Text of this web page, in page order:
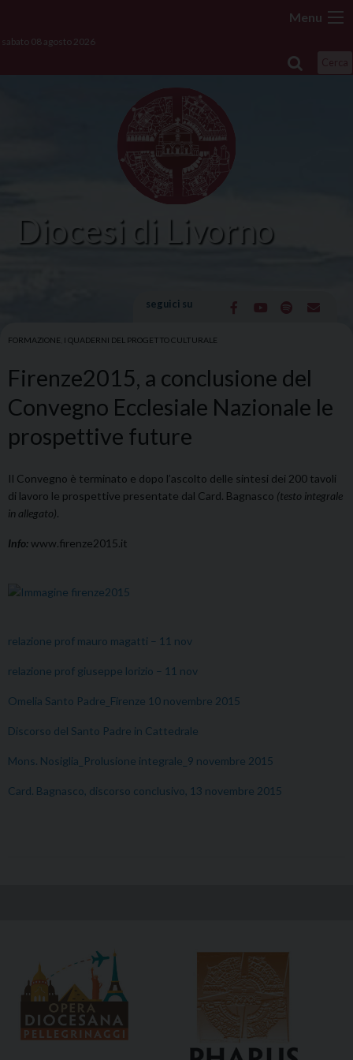
content
Menu
sabato 08 agosto 2026
Diocesi di Livorno
seguici su
FORMAZIONE I QUADERNI DEL PROGETTO CULTURALE
Firenze2015, a conclusione del
Convegno Ecclesiale Nazionale le
prospettive future
Il Convegno è terminato e dopo l’ascolto delle sintesi dei 200 tavoli
di lavoro le prospettive presentate dal Card. Bagnasco (testo integrale
in allegato).
Info:www.firenze2015.it
relazione prof mauro magatti – 11 nov
relazione prof giuseppe lorizio – 11 nov
Omelia Santo Padre_Firenze 10 novembre 2015
Discorso del Santo Padre in Cattedrale
Mons. Nosiglia_Prolusione integrale_9 novembre 2015
Card. Bagnasco, discorso conclusivo, 13 novembre 2015